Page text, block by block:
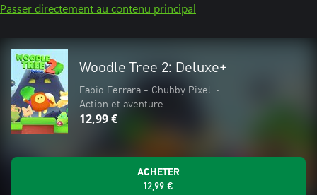
Passer directement au contenu principal
Woodle Tree 2: Deluxe+
Fabio Ferrara - Chubby Pixel
•
Action et aventure
12,99 €
ACHETER
12,99 €